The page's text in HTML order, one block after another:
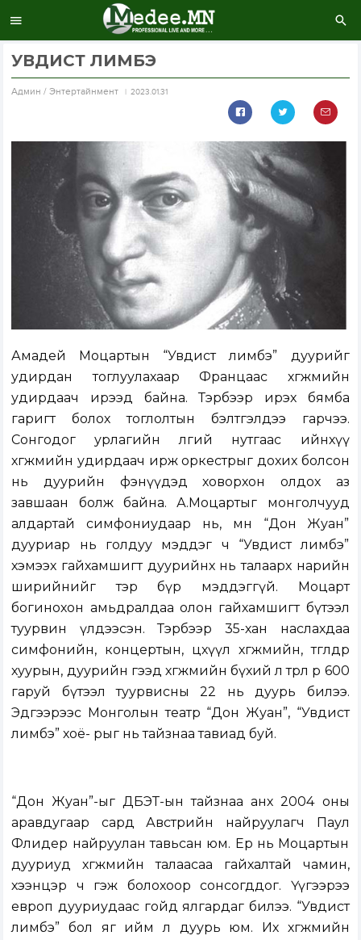
УВДИСТ ЛИМБЭ
Aдмин / Энтертайнмент 2023.01.31
Амадей Моцартын “Увдист лимбэ” дуурийг
удирдан тоглуулахаар Францаас хөгжмийн
удирдаач ирээд байна. Тэрбээр ирэх бямба
гаригт болох тоглолтын бэлтгэлдээ гарчээ.
Сонгодог урлагийн өлгий нутгаас ийнхүү
хөгжмийн удирдаач ирж оркестрыг дохих болсон
нь дуурийн фэнүүдэд ховорхон олдох аз
завшаан болж байна. А.Моцартыг монголчууд
алдартай симфониудаар нь, мөн “Дон Жуан”
дууриар нь голдуу мэддэг ч “Увдист лимбэ”
хэмээх гайхамшигт дуурийнх нь талаарх нарийн
ширийнийг тэр бүр мэддэггүй. Моцарт
богинохон амьдралдаа олон гайхамшигт бүтээл
туурвин үлдээсэн. Тэрбээр 35-хан наслахдаа
симфонийн, концертын, цөөхүүл хөгжмийн, төгөлдөр
хуурын, дуурийн гээд хөгжмийн бүхий л төрл өөр 600
гаруй бүтээл туурвисны 22 нь дуурь билээ.
Эдгээрээс Монголын театр “Дон Жуан”, “Увдист
лимбэ” хоё- рыг нь тайзнаа тавиад буй.
“Дон Жуан”-ыг ДБЭТ-ын тайзнаа анх 2004 оны
аравдугаар сард Австрийн найруулагч Паул
Флидер найруулан тавьсан юм. Ер нь Моцартын
дууриуд хөгжмийн талаасаа гайхалтай чамин,
хээнцэр ч гэж болохоор сонсогддог. Үүгээрээ
европ дууриудаас гойд ялгардаг билээ. “Увдист
лимбэ” бол яг ийм л дуурь юм. Их хөгжмийн